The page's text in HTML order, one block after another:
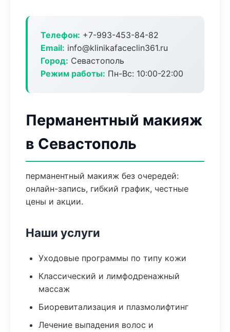
Телефон: +7-993-453-84-82
Email: info@klinikafaceclin361.ru
Город: Севастополь
Режим работы: Пн-Вс: 10:00-22:00
Перманентный макияж
в Севастополь
перманентный макияж без очередей:
онлайн-запись, гибкий график, честные
цены и акции.
Наши услуги
Уходовые программы по типу кожи
Классический и лимфодренажный
массаж
Биоревитализация и плазмолифтинг
Лечение выпадения волос и